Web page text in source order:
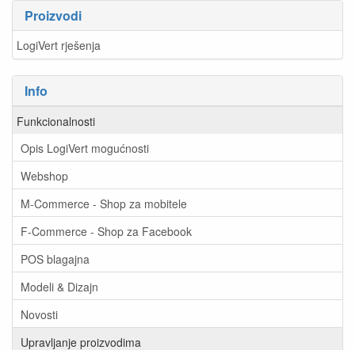
Proizvodi
LogiVert rješenja
Info
Funkcionalnosti
Opis LogiVert mogućnosti
Webshop
M-Commerce - Shop za mobitele
F-Commerce - Shop za Facebook
POS blagajna
Modeli & Dizajn
Novosti
Upravljanje proizvodima